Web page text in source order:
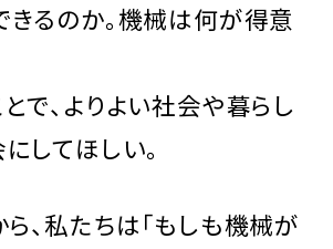
るのか。機械は何が得意
で、よりよい社会や暮らし
してほしい。
、私たちは「もしも機械が